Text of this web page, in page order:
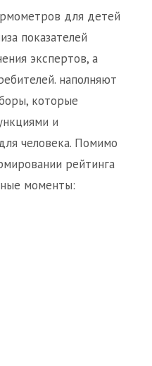
для детей
показателей
экспертов, а
наполняют
которые
и
человека. Помимо
рейтинга
моменты: